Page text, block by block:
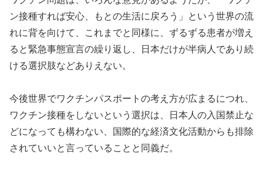
ン接種すれば安心、もとの生活に戻ろう」という世界の流
れに背を向けて、これまでと同様に、ずるずる患者が増え
ると緊急事態宣言の繰り返し、日本だけが半病人であり続
ける選択肢などありえない。
今後世界でワクチンパスポートの考え方が広まるにつれ、
ワクチン接種をしないという選択は、日本人の入国禁止な
どになっても構わない、国際的な経済文化活動からも排除
されていいと言っていることと同義だ。